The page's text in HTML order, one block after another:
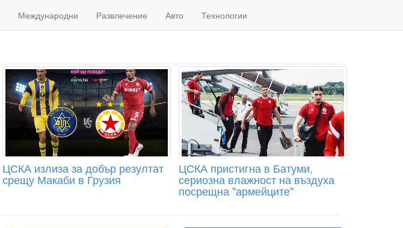
Международни Развлечение Авто Технологии
ЦСКА излиза за добър резултат
срещу Макаби в Грузия
ЦСКА пристигна в Батуми,
сериозна влажност на въздуха
посрещна "армейците"